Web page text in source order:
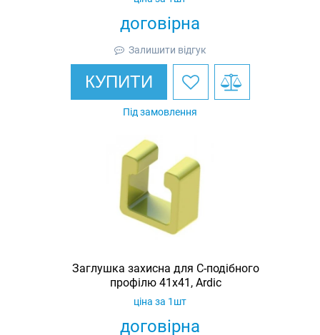
договірна
Залишити відгук
КУПИТИ
Під замовлення
Заглушка захисна для С-подібного
профілю 41х41, Ardic
договірна
ціна за 1шт